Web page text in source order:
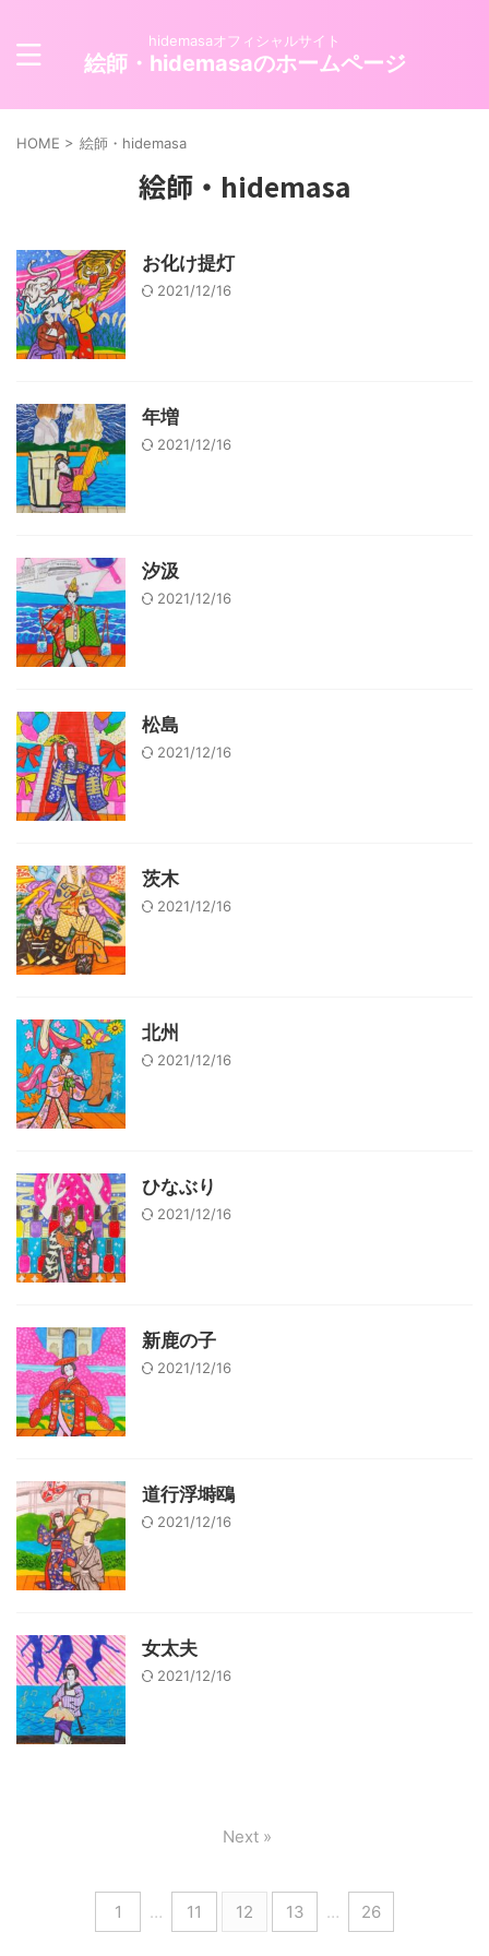
hidemasaオフィシャルサイト
絵師・hidemasaのホームページ
HOME > 絵師・hidemasa
絵師・hidemasa
お化け提灯
2021/12/16
年増
2021/12/16
汐汲
2021/12/16
松島
2021/12/16
茨木
2021/12/16
北州
2021/12/16
ひなぶり
2021/12/16
新鹿の子
2021/12/16
道行浮塒鴎
2021/12/16
女太夫
2021/12/16
1 … 11 12 13 … 26
Next »